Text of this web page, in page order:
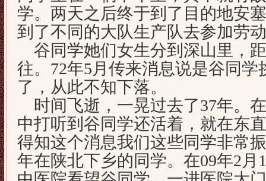
学。两天之后终于到了目的地安
到了不同的大队生产队去参加劳
谷同学她们女生分到深山里，
往。72年5月传来消息说是谷同学
了，从此不知下落。
时间飞逝，一晃过去了37年。
中打听到谷同学还活着，就在东
得知这个消息我们这些同学非常
年在陕北下乡的同学。在09年2月